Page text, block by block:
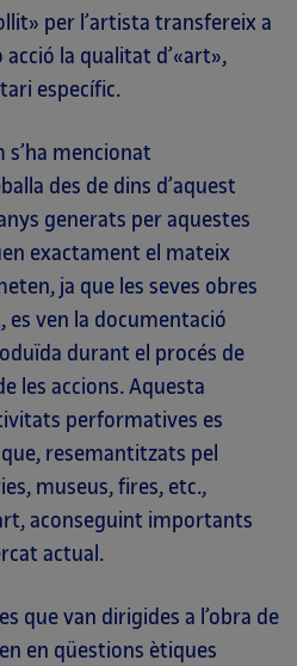
per l’artista transfereix a
la qualitat d’«art»,
específic.
mencionat
des de dins d’aquest
generats per aquestes
exactament el mateix
ja que les seves obres
es ven la documentació
durant el procés de
les accions. Aquesta
performatives es
resemantitzats pel
museus, fires, etc.,
aconseguint importants
actual.
que van dirigides a l’obra de
en qüestions ètiques